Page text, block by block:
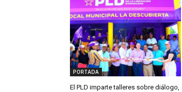
PORTADA
El PLD imparte talleres sobre diálogo,